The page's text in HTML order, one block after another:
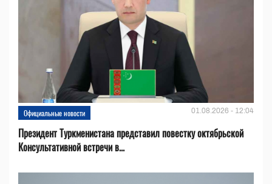
Официальные новости 01.08.2026 - 12:04
Президент Туркменистана представил повестку октябрьской
Консультативной встречи в...